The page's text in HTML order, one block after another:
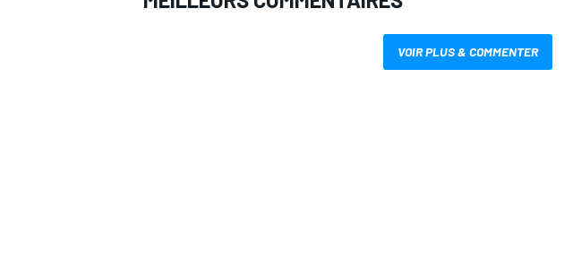
VOIR PLUS & COMMENTER